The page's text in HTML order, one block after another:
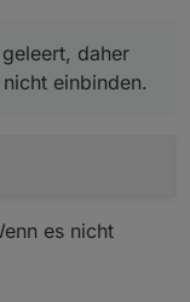
einer Synology
geleert, daher
nicht einbinden.
daher
einbinden.
es nicht